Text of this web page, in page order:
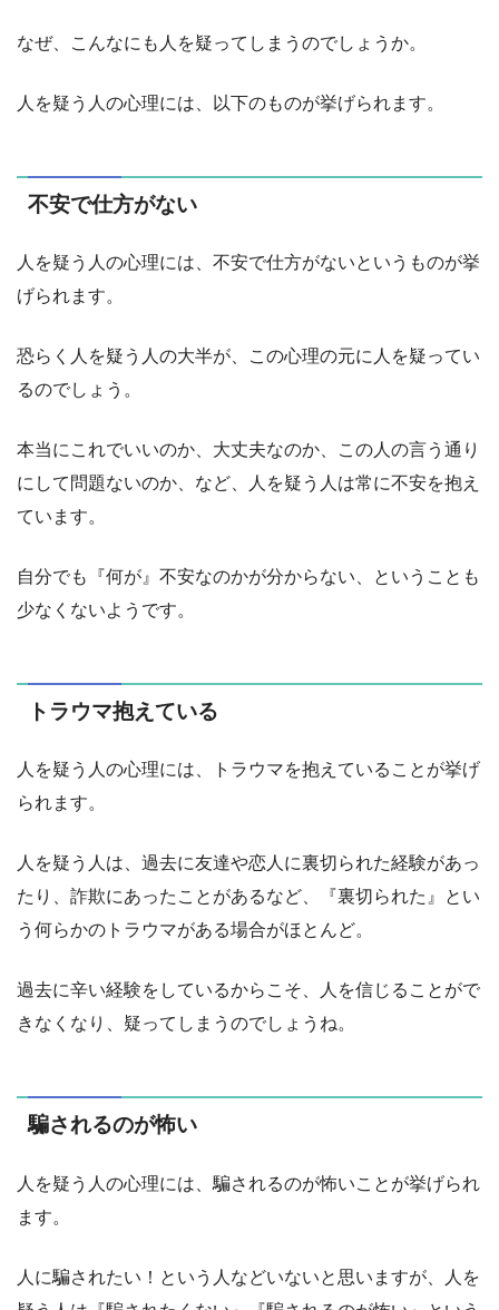
なぜ、こんなにも人を疑ってしまうのでしょうか。
人を疑う人の心理には、以下のものが挙げられます。
不安で仕方がない
人を疑う人の心理には、不安で仕方がないというものが挙
げられます。
恐らく人を疑う人の大半が、この心理の元に人を疑ってい
るのでしょう。
本当にこれでいいのか、大丈夫なのか、この人の言う通り
にして問題ないのか、など、人を疑う人は常に不安を抱え
ています。
自分でも『何が』不安なのかが分からない、ということも
少なくないようです。
トラウマ抱えている
人を疑う人の心理には、トラウマを抱えていることが挙げ
られます。
人を疑う人は、過去に友達や恋人に裏切られた経験があっ
たり、詐欺にあったことがあるなど、『裏切られた』とい
う何らかのトラウマがある場合がほとんど。
過去に辛い経験をしているからこそ、人を信じることがで
きなくなり、疑ってしまうのでしょうね。
騙されるのが怖い
人を疑う人の心理には、騙されるのが怖いことが挙げられ
ます。
人に騙されたい！という人などいないと思いますが、人を